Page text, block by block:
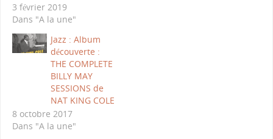
3 février 2019
Dans "A la une"
Jazz : Album
découverte :
THE COMPLETE
BILLY MAY
SESSIONS de
NAT KING COLE
8 octobre 2017
Dans "A la une"